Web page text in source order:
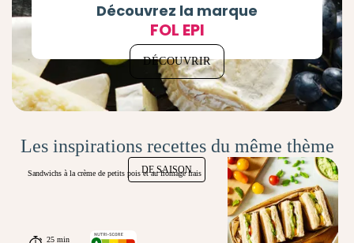
Découvrez la marque
FOL EPI
DÉCOUVRIR
Les inspirations recettes du même thème
DE SAISON
Sandwichs à la crème de petits pois et au fromage frais
25 min